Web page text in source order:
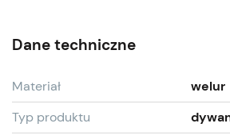
Dane techniczne
Materiał
welur
Typ produktu